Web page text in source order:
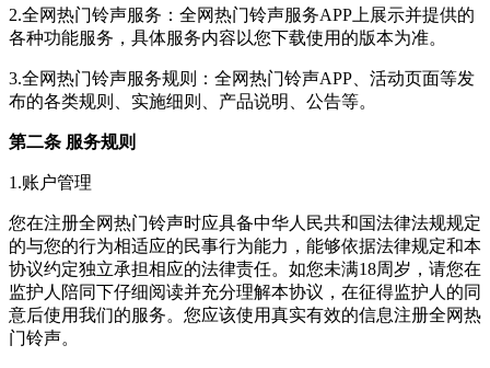
2.全网热门铃声服务：全网热门铃声服务APP上展示并提供的
各种功能服务，具体服务内容以您下载使用的版本为准。
3.全网热门铃声服务规则：全网热门铃声APP、活动页面等发
布的各类规则、实施细则、产品说明、公告等。
第二条 服务规则
1.账户管理
您在注册全网热门铃声时应具备中华人民共和国法律法规规定
的与您的行为相适应的民事行为能力，能够依据法律规定和本
协议约定独立承担相应的法律责任。如您未满18周岁，请您在
监护人陪同下仔细阅读并充分理解本协议，在征得监护人的同
意后使用我们的服务。您应该使用真实有效的信息注册全网热
门铃声。